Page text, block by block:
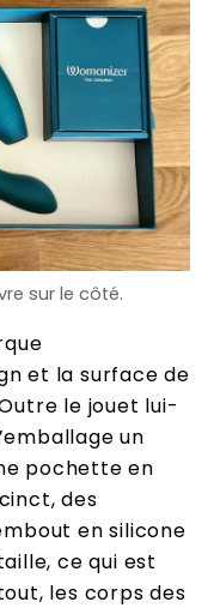
sur le côté.
et la surface de
le jouet lui-
un
pochette en
des
en silicone
ce qui est
les corps des